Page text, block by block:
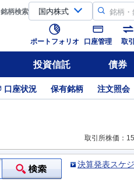
銘柄検索
ポートフォリオ 口座管理 取引
投資信託 債券
口座状況 保有銘柄 注文照会
取引所株価：
決算発表スケ